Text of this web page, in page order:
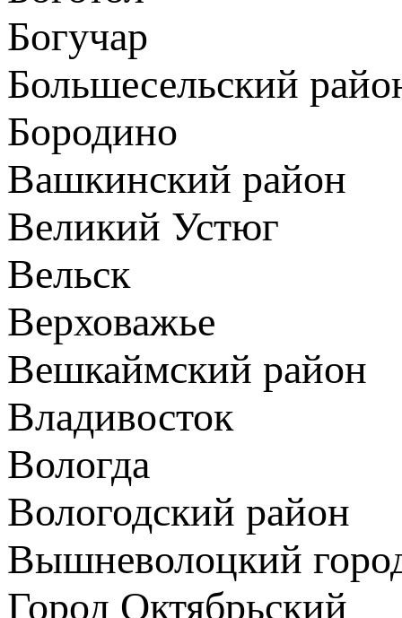
Богучар
Большесельский
Бородино
Вашкинский район
Великий Устюг
Вельск
Верховажье
Вешкаймский район
Владивосток
Вологда
Вологодский район
Вышневолоцкий
Город Октябрьский